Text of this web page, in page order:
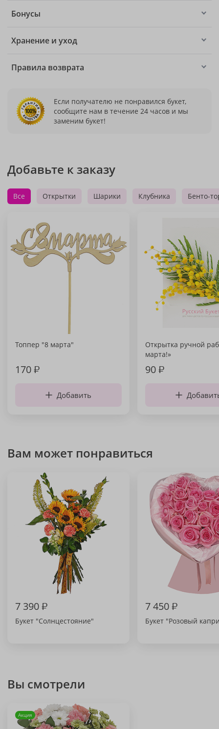
Бонусы
Хранение и уход
Правила возврата
Если получателю не понравился букет,
сообщите нам в течение 24 часов и мы
заменим букет!
Добавьте к заказу
Все Открытки Шарики Клубника Бенто-
Топпер "8 марта"
170₽
Добавить
Открытка ручной
марта!»
90₽
Вам может понравиться
7 390₽
Букет "Солнцестояние"
7 450₽
Букет "Розовый
Вы смотрели
Акция